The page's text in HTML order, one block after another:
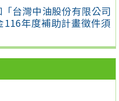
台灣中油股份有限公司
年度補助計畫徵件須